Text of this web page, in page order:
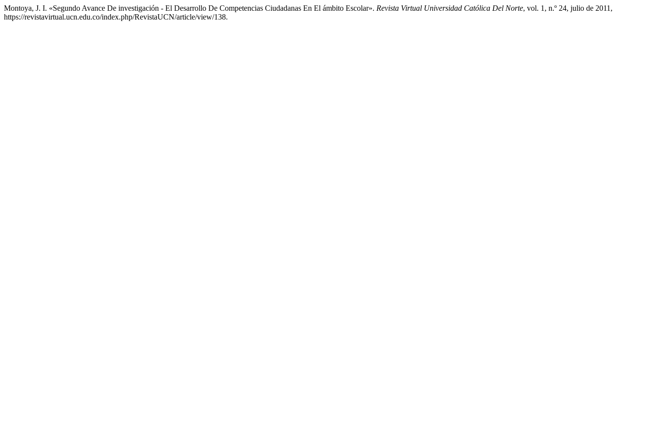
Montoya, J. I. «Segundo Avance De investigación - El Desarrollo De Competencias Ciudadanas En El ámbito Escolar». Revista Virtual Universidad Católica Del Norte, vol. 1, n.º 24, julio de 2011,
https://revistavirtual.ucn.edu.co/index.php/RevistaUCN/article/view/138.